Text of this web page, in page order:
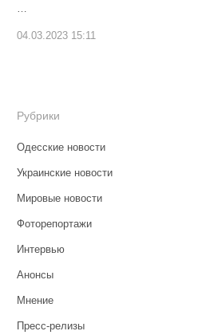
…
04.03.2023 15:11
Рубрики
Одесские новости
Украинские новости
Мировые новости
Фоторепортажи
Интервью
Анонсы
Мнение
Пресс-релизы